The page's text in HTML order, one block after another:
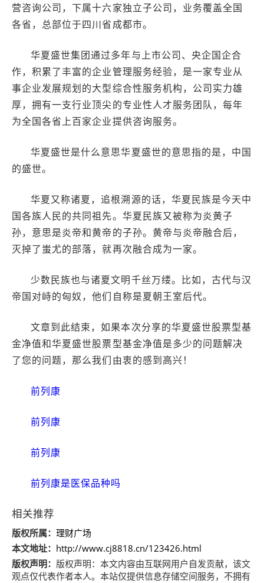
营咨询公司，下属十六家独立子公司，业务覆盖全国
各省，总部位于四川省成都市。
华夏盛世集团通过多年与上市公司、央企国企合
作，积累了丰富的企业管理服务经验，是一家专业从
事企业发展规划的大型综合性服务机构，公司实力雄
厚，拥有一支行业顶尖的专业性人才服务团队，每年
为全国各省上百家企业提供咨询服务。
华夏盛世是什么意思华夏盛世的意思指的是，中国
的盛世。
华夏又称诸夏，追根溯源的话，华夏民族是今天中
国各族人民的共同祖先。华夏民族又被称为炎黄子
孙，意思是炎帝和黄帝的子孙。黄帝与炎帝融合后，
灭掉了蚩尤的部落，就再次融合成为一家。
少数民族也与诸夏文明千丝万缕。比如，古代与汉
帝国对峙的匈奴，他们自称是夏朝王室后代。
文章到此结束，如果本次分享的华夏盛世股票型基
金净值和华夏盛世股票型基金净值是多少的问题解决
了您的问题，那么我们由衷的感到高兴！
前列康
前列康
前列康
前列康是医保品种吗
相关推荐
版权所属： 理财广场
本文地址： http://www.cj8818.cn/123426.html
版权声明： 版权声明： 本文内容由互联网用户自发贡献，该文
观点仅代表作者本人。本站仅提供信息存储空间服务，不拥有